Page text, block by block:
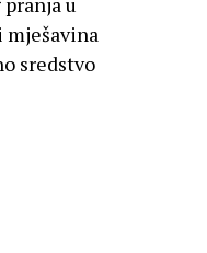
mješavina
sredstvo